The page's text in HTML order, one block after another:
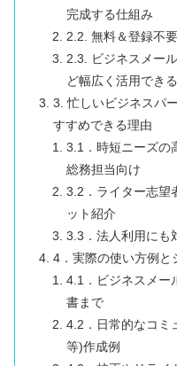
完成する仕組み
2.2. 無料＆登録不
2.3. ビジネスメー
ど幅広く活用でき
3. 忙しいビジネスパ
すすめできる理由
3.1．時短ニーズの
総務担当向け
3.2．ライター志望
ット紹介
3.3．法人利用にも
4．実際の使い方例と
4.1．ビジネスメー
書まで
4.2．日常的なコミ
等)作成例